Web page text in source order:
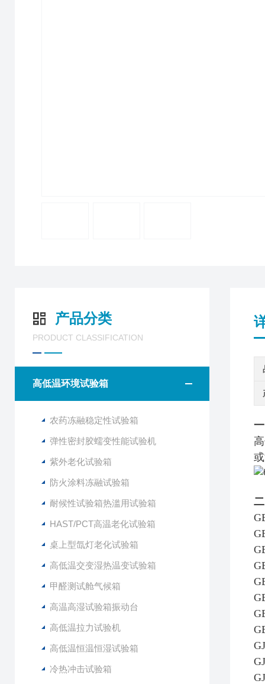
产品分类
PRODUCT CLASSIFICATION
高低温环境试验箱
农药冻融稳定性试验箱
弹性密封胶蠕变性能试验机
紫外老化试验箱
防火涂料冻融试验箱
耐候性试验箱热滥用试验箱
HAST/PCT高温老化试验箱
桌上型氙灯老化试验箱
高低温交变湿热温变试验箱
甲醛测试舱气候箱
高温高湿试验箱振动台
高低温拉力试验机
高低温恒温恒湿试验箱
冷热冲击试验箱